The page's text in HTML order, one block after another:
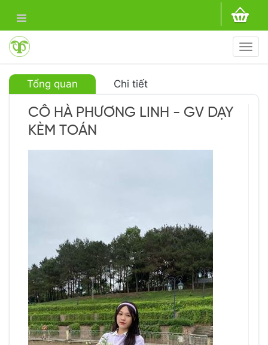
Tổng quan
Chi tiết
CÔ HÀ PHƯƠNG LINH - GV DẠY
KÈM TOÁN